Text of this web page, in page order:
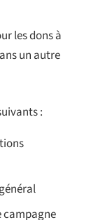
les dons à
un autre
:
campagne